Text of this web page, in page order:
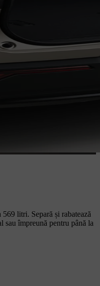
litri. Separă și rabatează
sau împreună pentru până la